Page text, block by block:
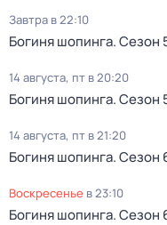
Завтра в 22:10
Богиня шопинга. Сезон
14 августа, пт в 20:20
Богиня шопинга. Сезон
14 августа, пт в 21:20
Богиня шопинга. Сезон
воскресенье в23:10
Богиня шопинга. Сезон